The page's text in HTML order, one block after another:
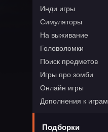
Инди игры
Симуляторы
На выживание
Головоломки
Поиск предметов
Игры про зомби
Онлайн игры
Дополнения к играм
Подборки